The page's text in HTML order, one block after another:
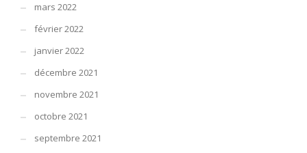
mars 2022
février 2022
janvier 2022
décembre 2021
novembre 2021
octobre 2021
septembre 2021